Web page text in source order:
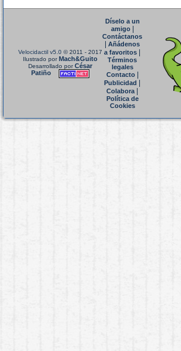
Velocidactil v5.0 © 2011 - 2017
Ilustrado porMach&Guito
Desarrollado porCésar
Patiño
Díselo a un
amigo|
Contáctanos
Añádenos
a favoritos
Términos
legales
Contacto|
Publicidad
Colabora|
Política de
Cookies